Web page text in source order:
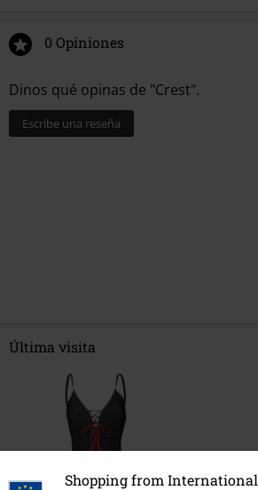
Shopping from International
0 Opiniones
Dinos qué opinas de "Crest".
Escribe una reseña
Última visita